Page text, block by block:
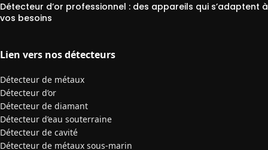
Détecteur d’or professionnel : des appareils qui s’adaptent à
vos besoins
Lien vers nos détecteurs
Détecteur de métaux
Détecteur d’or
Détecteur de diamant
Détecteur d’eau souterraine
Détecteur de cavité
Détecteur de métaux sous-marin